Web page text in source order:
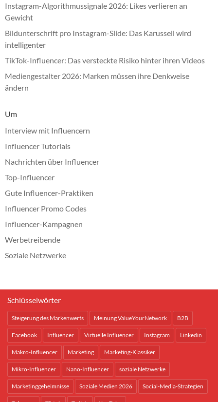
Instagram-Algorithmussignale 2026: Likes verlieren an
Gewicht
Bildunterschrift pro Instagram-Slide: Das Karussell wird
intelligenter
TikTok-Influencer: Das versteckte Risiko hinter ihren Videos
Mediengestalter 2026: Marken müssen ihre Denkweise
ändern
Um
Interview mit Influencern
Influencer Tutorials
Nachrichten über Influencer
Top-Influencer
Gute Influencer-Praktiken
Influencer Promo Codes
Influencer-Kampagnen
Werbetreibende
Soziale Netzwerke
Schlüsselwörter
Steigerung des Markenwerts Meinung ValueYourNetwork B2B
Facebook Influencer Virtuelle Influencer Instagram Linkedin
Makro-Influencer Marketing Marketing-Klassiker
Mikro-Influencer Nano-Influencer soziale Netzwerke
Marketinggeheimnisse Soziale Medien 2026 Social-Media-Strategien